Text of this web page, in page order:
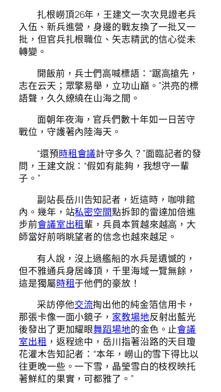
扎根嶗頂26年，王建文一次次見證老兵
入伍、新兵進營，身邊的戰友換了一批又一
批，但官兵扎根職位、矢志精武的信心從未
轉變。
開飯前，兵士們高喊標語：“踞高搶先，
志在云天；眾擎易舉，立功山巔。”洪亮的標
語聲，久久繚繞在山海之間。
面朝年夜海，官兵們數十年如一日苦守
戰位，守護著內陸海天。
“還預時租會議計守多久？”面臨記者的發
問，王建文說：“假如有能夠，我想守一輩
子。”
副站長岳川告知記者，近這時，咖啡館
內。幾年，站私密空間點拆卸的雷達加倍進
步前會議室出租輩，兵員本質越來越高，大
師當好前哨眺望者的信念也越來越足。
有人說，沒上過艦船的水兵是遺憾的，
但不雅通兵身居峰頂，千里海域一覽無餘，
這是獨屬時租于他們的豪放！
采訪停他交流掏出他的純金箔信用卡，
那張卡像一面小鏡子， 家教場地反射出藍光
後發出了更加耀眼舞蹈場地的金色。止會議
室出租 ，返程途中，岳川指著沿路的天目瓊
花灌木告知記者：“本年，嶗山的雪下得比以
往更晚一些。一下雪，晶瑩雪白的枝杈映托
著鮮紅的果實，可都雅了。”